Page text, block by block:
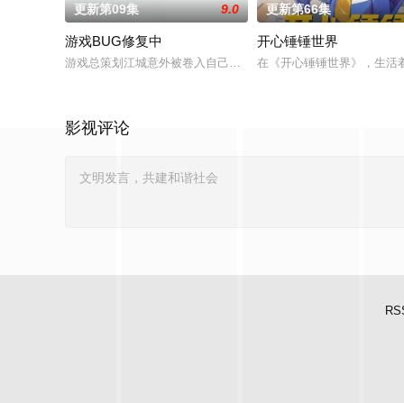
更新第09集 9.0
游戏BUG修复中
游戏总策划江城意外被卷入自己设计的《诸神黄昏》游戏世界，
更新第66集
开心锤锤世界
在《开心锤锤世界》，生活
影视评论